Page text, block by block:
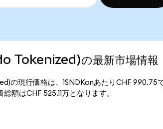
Tokenized)の最新市場情報
の現行価格は、1SNDKonあたりCHF
額はCHF 525.11万となります。